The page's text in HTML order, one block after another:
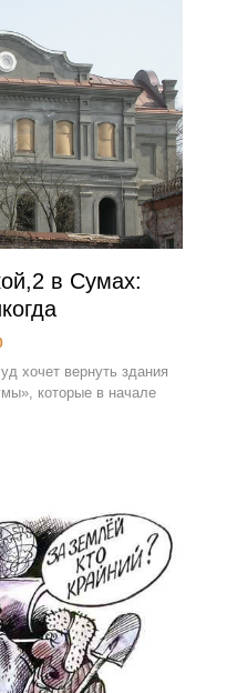
в Сумах:
хочет вернуть здания
которые в начале